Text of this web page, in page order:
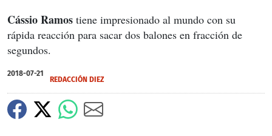
Cássio Ramos tiene impresionado al mundo con su
rápida reacción para sacar dos balones en fracción de
segundos.
2018-07-21
REDACCIÓN DIEZ